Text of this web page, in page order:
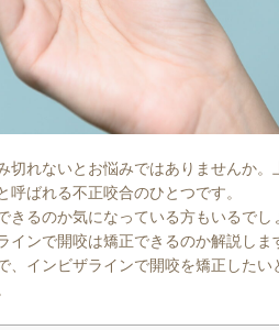
切れないとお悩みではありませんか。
ばれる不正咬合のひとつです。
きるのか気になっている方もいるでし
インで開咬は矯正できるのか解説しま
、インビザラインで開咬を矯正したい